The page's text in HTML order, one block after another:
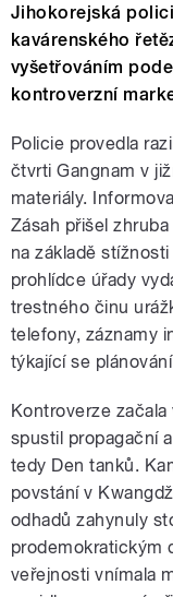
Jihokorejská
kavárenského
vyšetřováním
kontroverzní
Policie provedla
čtvrti Gangnam v
materiály.
Zásah přišel
na základě
prohlídce úřady
trestného činu
telefony, záznamy
týkající se
Kontroverze
spustil propagační
tedy Den tanků.
povstání v
odhadů zahynuly
prodemokratickým
veřejnosti vnímala